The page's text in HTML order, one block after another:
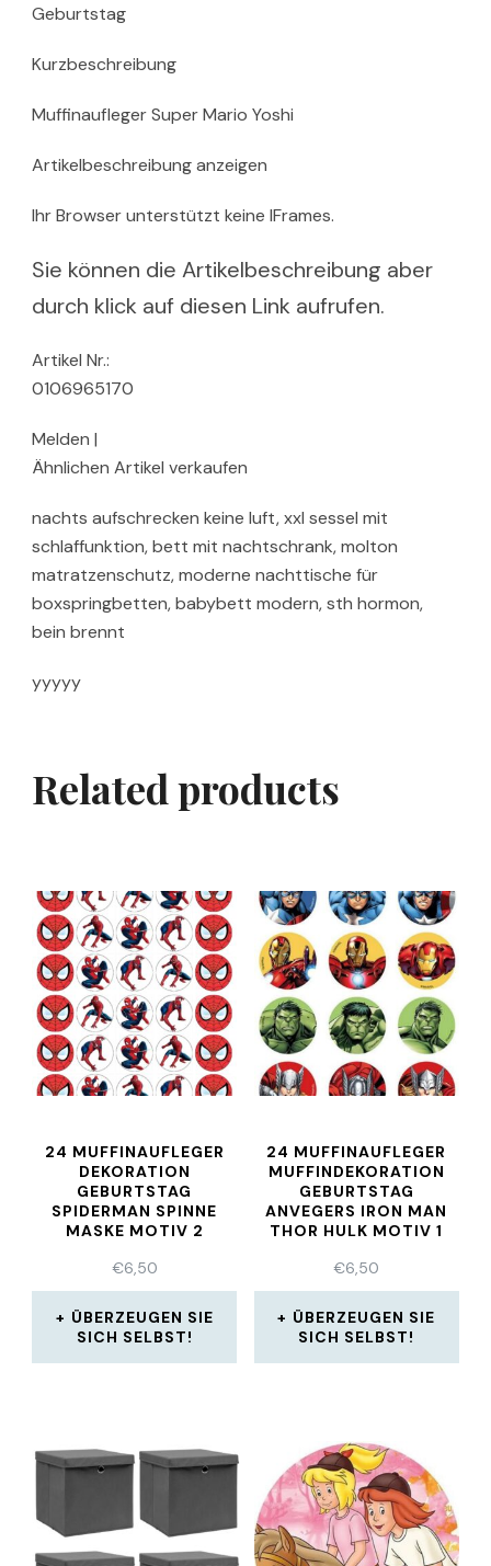
Geburtstag
Kurzbeschreibung
Muffinaufleger Super Mario Yoshi
Artikelbeschreibung anzeigen
Ihr Browser unterstützt keine IFrames.
Sie können die Artikelbeschreibung aber
durch klick auf diesen Link aufrufen.
Artikel Nr.:
0106965170
Melden |
Ähnlichen Artikel verkaufen
nachts aufschrecken keine luft, xxl sessel mit
schlaffunktion, bett mit nachtschrank, molton
matratzenschutz, moderne nachttische für
boxspringbetten, babybett modern, sth hormon,
bein brennt
yyyyy
Related products
24 MUFFINAUFLEGER
DEKORATION
GEBURTSTAG
SPIDERMAN SPINNE
MASKE MOTIV 2
€6,50
ÜBERZEUGEN SIE
SICH SELBST!
24 MUFFINAUFLEGER
MUFFINDEKORATION
GEBURTSTAG
ANVEGERS IRON MAN
THOR HULK MOTIV 1
€6,50
ÜBERZEUGEN SIE
SICH SELBST!